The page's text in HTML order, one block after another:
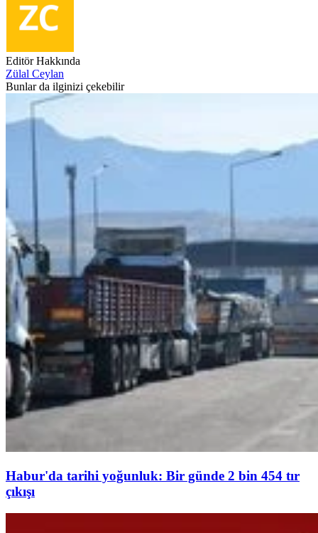
Editör Hakkında
Zülal Ceylan
Bunlar da ilginizi çekebilir
Habur'da tarihi yoğunluk: Bir günde 2 bin 454 tır
çıkışı